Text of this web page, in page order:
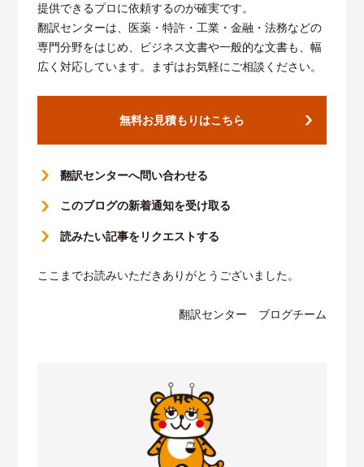
提供できるプロに依頼するのが確実です。
翻訳センターは、医薬・特許・工業・金融・法務などの
専門分野をはじめ、ビジネス文書や一般的な文書も、幅
広く対応しています。まずはお気軽にご相談ください。
無料お見積もりはこちら
翻訳センターへ問い合わせる
このブログの新着通知を受け取る
読みたい記事をリクエストする
ここまでお読みいただきありがとうございました。
翻訳センター ブログチーム